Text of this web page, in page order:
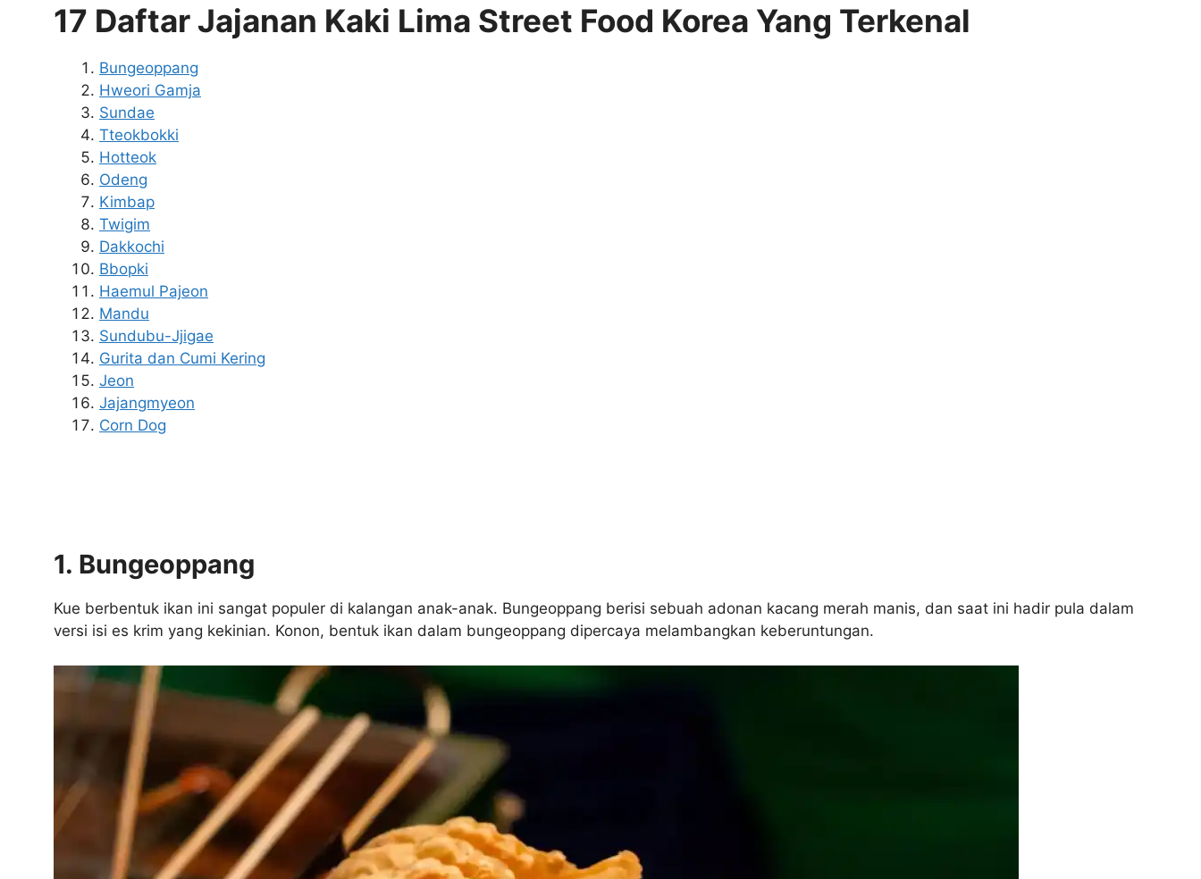
17 Daftar Jajanan Kaki Lima Street Food Korea Yang Terkenal
Bungeoppang
Hweori Gamja
Sundae
Tteokbokki
Hotteok
Odeng
Kimbap
Twigim
Dakkochi
Bbopki
Haemul Pajeon
Mandu
Sundubu-Jjigae
Gurita dan Cumi Kering
Jeon
Jajangmyeon
Corn Dog
1. Bungeoppang
Kue berbentuk ikan ini sangat populer di kalangan anak-anak. Bungeoppang berisi sebuah adonan kacang merah manis, dan saat ini hadir pula dalam
versi isi es krim yang kekinian. Konon, bentuk ikan dalam bungeoppang dipercaya melambangkan keberuntungan.